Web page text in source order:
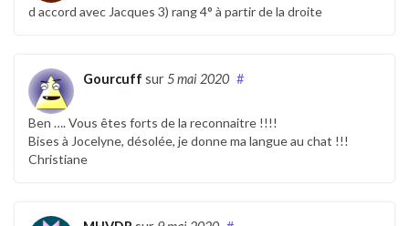
d accord avec Jacques 3) rang 4° à partir de la droite
Gourcuff sur 5 mai 2020 #
Ben …. Vous êtes forts de la reconnaitre !!!!
Bises à Jocelyne, désolée, je donne ma langue au chat !!!
Christiane